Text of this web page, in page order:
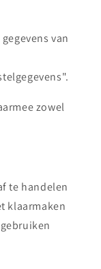
van
zowel
te handelen
klaarmaken